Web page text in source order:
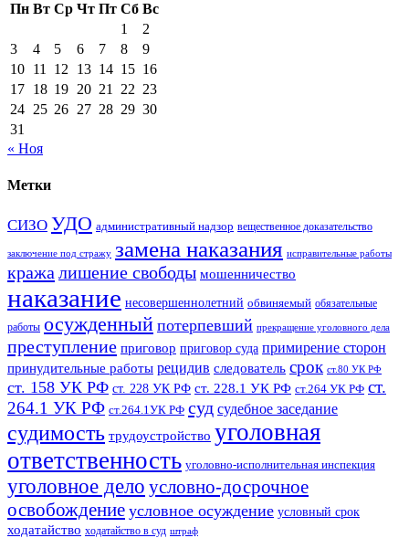
Пн Вт Ср Чт Пт Сб Вс
1
2
3
4 5 6 7 8
9
10 11 12 13 14 15 16
17 18 19 20 21 22 23
24 25 26 27 28 29 30
31
« Ноя
Метки
СИЗО УДО административный надзор вещественное доказательство
заключение под стражу замена наказания исправительные работы
кража лишение свободы мошенничество
наказание несовершеннолетний обвиняемый обязательные
работы осужденный потерпевший прекращение уголовного дела
преступление приговор приговор суда примирение сторон
принудительные работы рецидив следователь срок ст.80 УК РФ
ст. 158 УК РФ ст. 228 УК РФ ст. 228.1 УК РФ ст.264 УК РФ ст.
264.1 УК РФ ст.264.1УК РФ суд судебное заседание
судимость трудоустройство уголовная
ответственность уголовно-исполнительная инспекция
уголовное дело условно-досрочное
освобождение условное осуждение условный срок
ходатайство ходатайство в суд штраф